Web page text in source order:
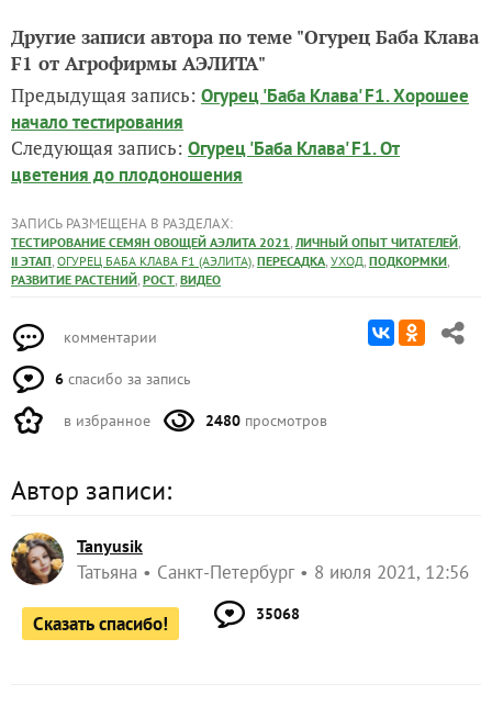
Другие записи автора по теме "Огурец Баба Клава
F1 от Агрофирмы АЭЛИТА"
Предыдущая запись: Огурец 'Баба Клава' F1. Хорошее
начало тестирования
Следующая запись: Огурец 'Баба Клава' F1. От
цветения до плодоношения
ЗАПИСЬ РАЗМЕЩЕНА В РАЗДЕЛАХ:
ТЕСТИРОВАНИЕ СЕМЯН ОВОЩЕЙ АЭЛИТА 2021, ЛИЧНЫЙ ОПЫТ ЧИТАТЕЛЕЙ,
II ЭТАП, ОГУРЕЦ БАБА КЛАВА F1 (АЭЛИТА), ПЕРЕСАДКА, УХОД, ПОДКОРМКИ,
РАЗВИТИЕ РАСТЕНИЙ, РОСТ, ВИДЕО
комментарии
6 спасибо за запись
в избранное 2480 просмотров
Автор записи:
Tanyusik
Татьяна Санкт-Петербург 8 июля 2021, 12:56
Сказать спасибо! 35068